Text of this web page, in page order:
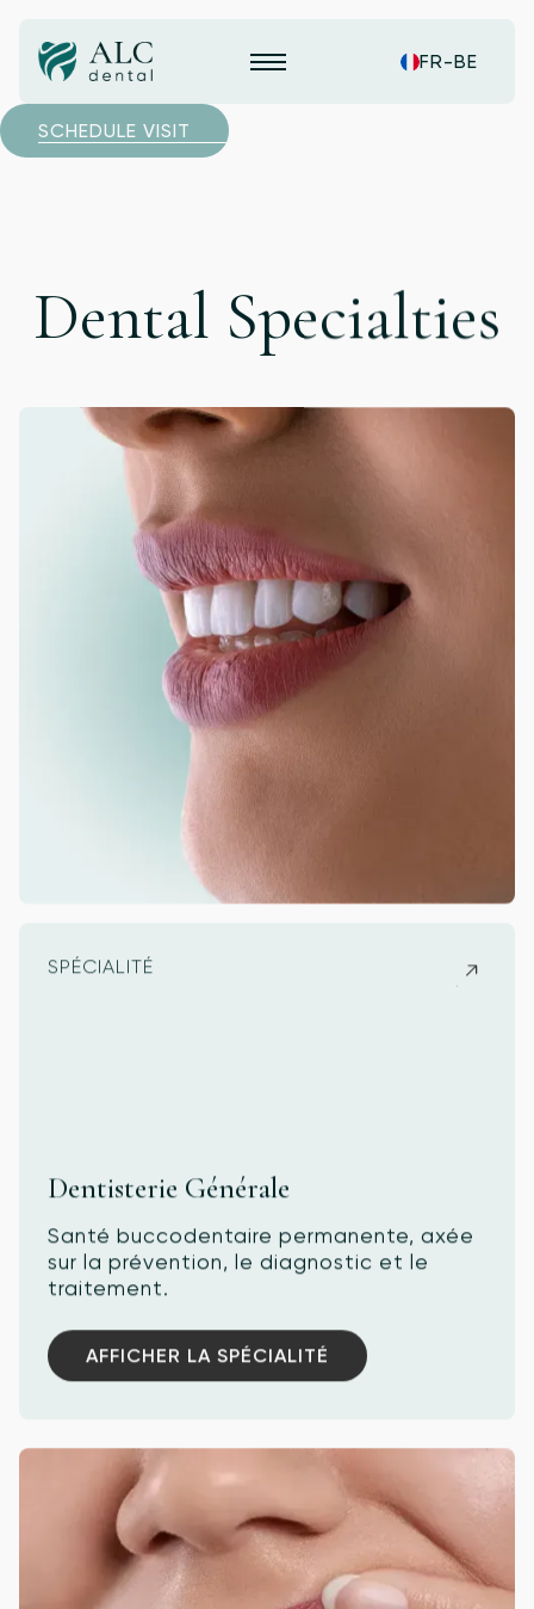
FR-BE
SCHEDULE VISIT
Dental Specialties
SPÉCIALITÉ
Dentisterie Générale
Santé buccodentaire permanente, axée
sur la prévention, le diagnostic et le
traitement.
AFFICHER LA SPÉCIALITÉ